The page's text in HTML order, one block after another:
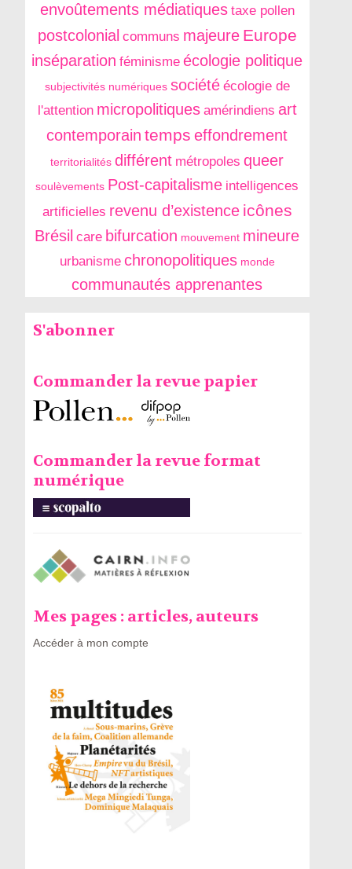
envoûtements médiatiques taxe pollen
postcolonial communs majeure Europe
inséparation féminisme écologie politique
subjectivités numériques société écologie de
l'attention micropolitiques amérindiens art
contemporain temps effondrement
territorialités différent métropoles queer
soulèvements Post-capitalisme intelligences
artificielles revenu d’existence icônes
Brésil care bifurcation mouvement mineure
urbanisme chronopolitiques monde
communautés apprenantes
S'abonner
Commander la revue papier
Commander la revue format
numérique
Mes pages : articles, auteurs
Accéder à mon compte